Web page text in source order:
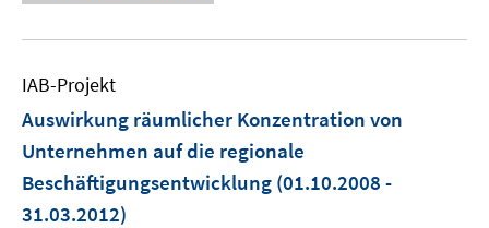
IAB-Projekt
Auswirkung räumlicher Konzentration von
Unternehmen auf die regionale
Beschäftigungsentwicklung (01.10.2008 -
31.03.2012)